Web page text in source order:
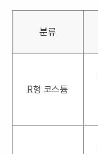
분류
R형 코스튬